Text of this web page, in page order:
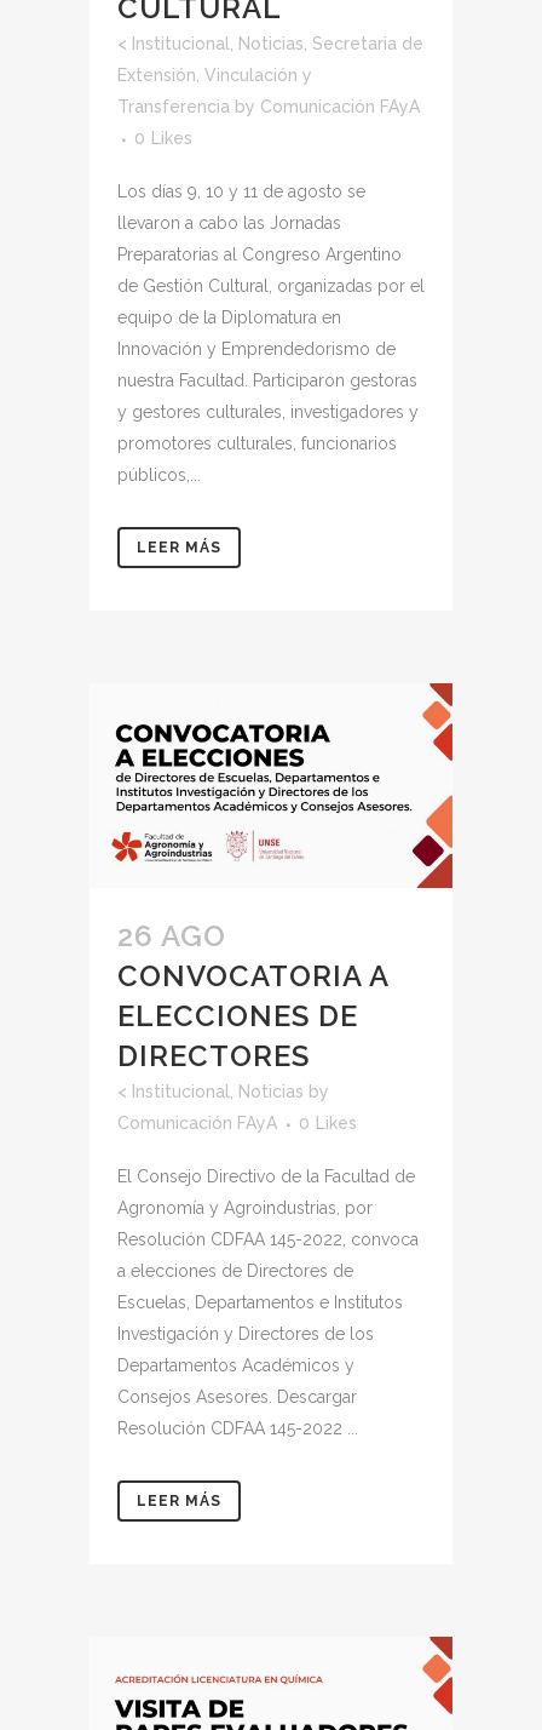
CULTURAL
< Institucional, Noticias, Secretaria de
Extensión, Vinculación y
Transferencia by Comunicación FAyA
0 Likes
Los días 9, 10 y 11 de agosto se
llevaron a cabo las Jornadas
Preparatorias al Congreso Argentino
de Gestión Cultural, organizadas por el
equipo de la Diplomatura en
Innovación y Emprendedorismo de
nuestra Facultad. Participaron gestoras
y gestores culturales, investigadores y
promotores culturales, funcionarios
públicos,...
LEER MÁS
26 AGO
CONVOCATORIA A
ELECCIONES DE
DIRECTORES
< Institucional Noticias by
Comunicación FAyA
0 Likes
El Consejo Directivo de la Facultad de
Agronomía y Agroindustrias, por
Resolución CDFAA 145-2022, convoca
a elecciones de Directores de
Escuelas, Departamentos e Institutos
Investigación y Directores de los
Departamentos Académicos y
Consejos Asesores. Descargar
Resolución CDFAA 145-2022 ...
LEER MÁS